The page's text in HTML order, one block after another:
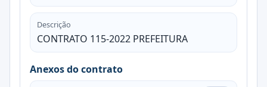
Descrição
CONTRATO 115-2022 PREFEITURA
Anexos do contrato